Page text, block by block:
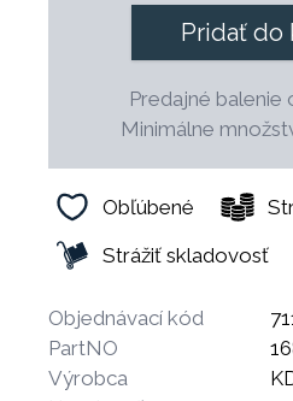
Pridať do
Predajné balenie
Minimálne
Obľúbené
Strážiť skladovosť
Objednávací kód
PartNO
Výrobca